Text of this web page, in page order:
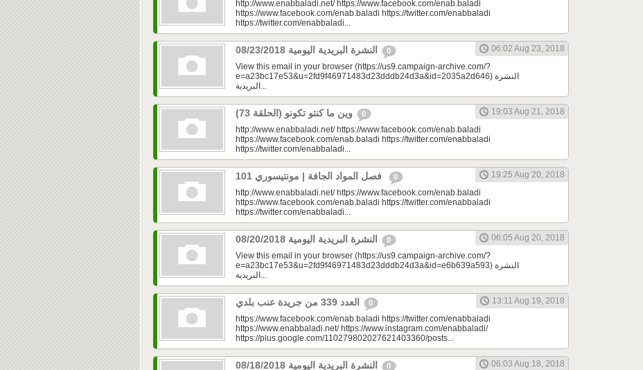
http://www.enabbaladi.net/ https://www.facebook.com/enab.baladi
https://www.facebook.com/enab.baladi https://twitter.com/enabbaladi
https://twitter.com/enabbaladi...
0
06:02 Aug 23, 2018
View this email in your browser (https://us9.campaign-archive.com/?
e=a23bc17e53&u=2fd9f46971483d23dddb24d3a&id=2035a2d646) النشرة
البريدية...
0
19:03 Aug 21, 2018
http://www.enabbaladi.net/ https://www.facebook.com/enab.baladi
https://www.facebook.com/enab.baladi https://twitter.com/enabbaladi
https://twitter.com/enabbaladi...
0
19:25 Aug 20, 2018
http://www.enabbaladi.net/ https://www.facebook.com/enab.baladi
https://www.facebook.com/enab.baladi https://twitter.com/enabbaladi
https://twitter.com/enabbaladi...
0
06:05 Aug 20, 2018
View this email in your browser (https://us9.campaign-archive.com/?
e=a23bc17e53&u=2fd9f46971483d23dddb24d3a&id=e6b639a593) النشرة
البريدية...
0
13:11 Aug 19, 2018
https://www.facebook.com/enab.baladi https://twitter.com/enabbaladi
https://www.enabbaladi.net/ https://www.instagram.com/enabbaladi/
https://plus.google.com/110279802027621403360/posts...
0 06:03 Aug 18, 2018